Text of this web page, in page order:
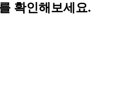
확인해보세요.